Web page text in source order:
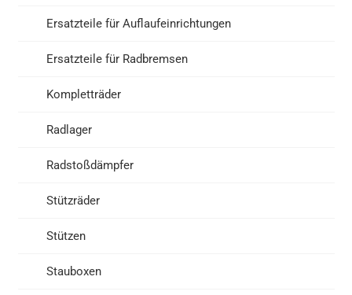
Ersatzteile für Auflaufeinrichtungen
Ersatzteile für Radbremsen
Kompletträder
Radlager
Radstoßdämpfer
Stützräder
Stützen
Stauboxen